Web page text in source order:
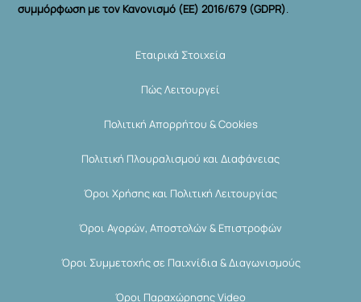
συμμόρφωση με τον Κανονισμό (ΕΕ) 2016/679 (GDPR).
Εταιρικά Στοιχεία
Πώς Λειτουργεί
Πολιτική Απορρήτου & Cookies
Πολιτική Πλουραλισμού και Διαφάνειας
Όροι Χρήσης και Πολιτική Λειτουργίας
Όροι Αγορών, Αποστολών & Επιστροφών
Όροι Συμμετοχής σε Παιχνίδια & Διαγωνισμούς
Όροι Παραχώρησης Video